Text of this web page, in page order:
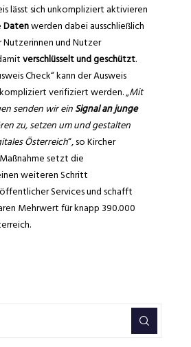
lässt sich unkompliziert aktivieren
Datenwerden dabei ausschließlich
und Nutzer
verschlüsselt und geschützt.
Check“ kann der Ausweis
verifiziert werden. „Mit
senden wir einSignal an junge
zu, setzen um und gestalten
Österreich“, so Kircher
setzt die
weiteren Schritt
Services und schafft
Mehrwert für knapp 390.000